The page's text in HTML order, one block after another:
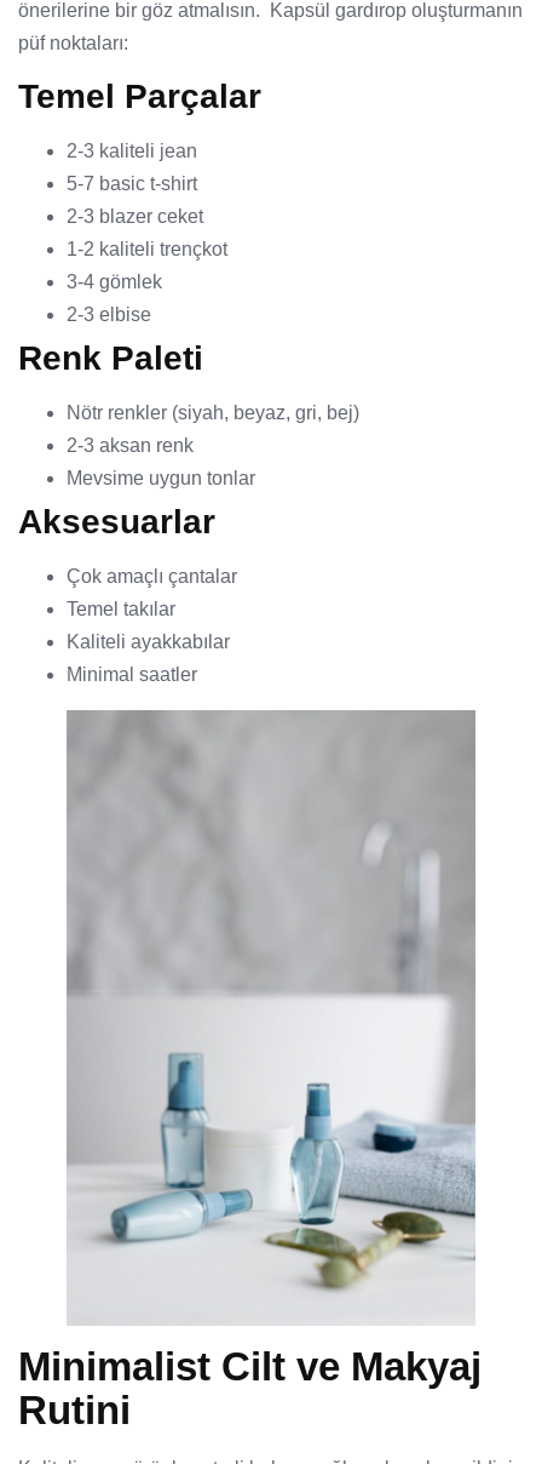
önerilerine bir göz atmalısın. Kapsül gardırop oluşturmanın
püf noktaları:
Temel Parçalar
2-3 kaliteli jean
5-7 basic t-shirt
2-3 blazer ceket
1-2 kaliteli trençkot
3-4 gömlek
2-3 elbise
Renk Paleti
Nötr renkler (siyah, beyaz, gri, bej)
2-3 aksan renk
Mevsime uygun tonlar
Aksesuarlar
Çok amaçlı çantalar
Temel takılar
Kaliteli ayakkabılar
Minimal saatler
Minimalist Cilt ve Makyaj
Rutini